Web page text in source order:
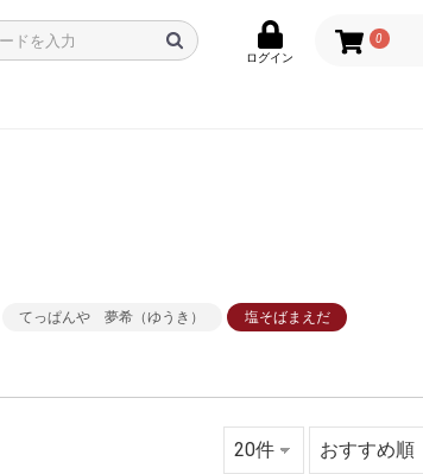
ログイン
0
てっぱんや 夢希（ゆうき） 塩そばまえだ